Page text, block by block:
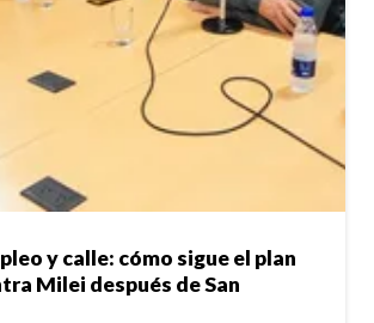
y calle: cómo sigue el plan
Milei después de San